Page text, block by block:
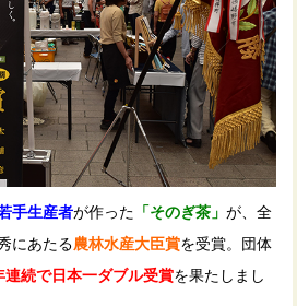
手生産者が作った 「そのぎ茶」が、全
にあたる農林水産大臣賞を受賞。団体
連続で日本一ダブル受賞を果たしまし